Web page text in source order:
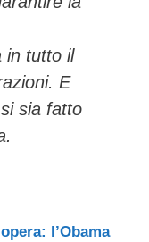
in tutto il
E
sia fatto
l’Obama